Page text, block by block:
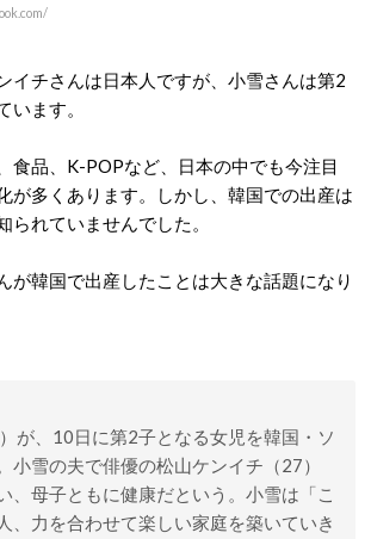
イチさんは日本人ですが、小雪さんは第2
います。
食品、K-POPなど、日本の中でも今注目
が多くあります。しかし、韓国での出産は
られていませんでした。
が韓国で出産したことは大きな話題になり
が、10日に第2子となる女児を韓国・ソ
小雪の夫で俳優の松山ケンイチ（27）
、母子ともに健康だという。小雪は「こ
、力を合わせて楽しい家庭を築いていき